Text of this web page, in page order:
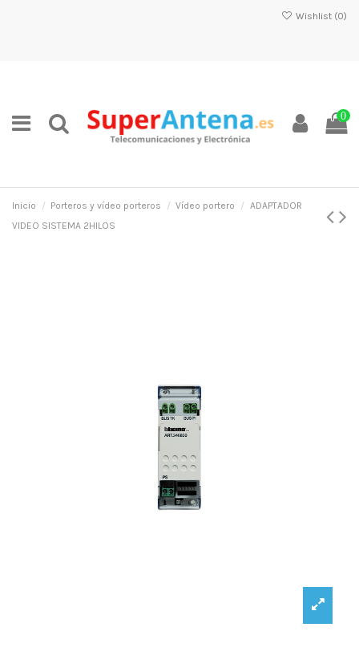
Wishlist (0)
0
Inicio Porteros y vídeo porteros Vídeo portero
ADAPTADOR
VIDEO SISTEMA 2HILOS